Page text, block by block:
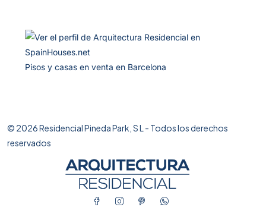
Pisos y casas en venta en Barcelona
© 2026 Residencial Pineda Park, S L - Todos los derechos
reservados